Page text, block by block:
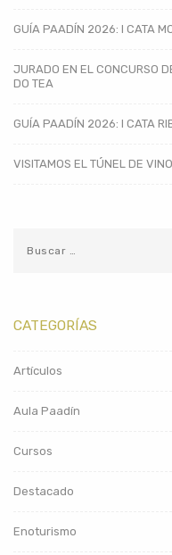
GUÍA PAADÍN 2026: I CATA
JURADO EN EL CONCURSO
DO TEA
GUÍA PAADÍN 2026: I CATA
VISITAMOS EL TÚNEL DE
CATEGORÍAS
Artículos
Aula Paadín
Cursos
Destacado
Enoturismo